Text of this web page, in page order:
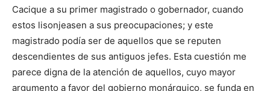
Cacique a su primer magistrado o gobernador, cuando
estos lisonjeasen a sus preocupaciones; y este
magistrado podía ser de aquellos que se reputen
descendientes de sus antiguos jefes. Esta cuestión me
parece digna de la atención de aquellos, cuyo mayor
argumento a favor del gobierno monárquico, se funda en